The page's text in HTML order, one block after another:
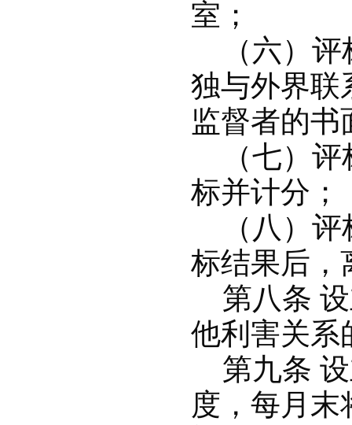
室；
（六）评
独与外界联
监督者的
（七）评
标并计分；
（八）评
标结果后，
第八条 设
他利害关系
第九条 设
度，每月